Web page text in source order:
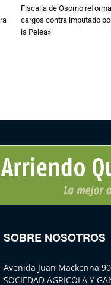
Fiscalía de Osorno
cargos contra imputado
la Pelea»
SOBRE NOSOTROS
Avenida Juan Mackenna
SOCIEDAD AGRICOLA Y